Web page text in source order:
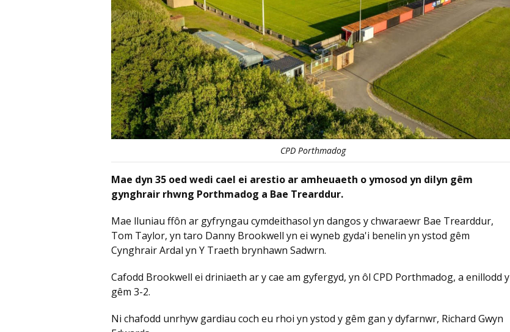
CPD Porthmadog
Mae dyn 35 oed wedi cael ei arestio ar amheuaeth o ymosod yn dilyn gêm
gynghrair rhwng Porthmadog a Bae Trearddur.
Mae lluniau ffôn ar gyfryngau cymdeithasol yn dangos y chwaraewr Bae Trearddur,
Tom Taylor, yn taro Danny Brookwell yn ei wyneb gyda'i benelin yn ystod gêm
Cynghrair Ardal yn Y Traeth brynhawn Sadwrn.
Cafodd Brookwell ei driniaeth ar y cae am gyfergyd, yn ôl CPD Porthmadog, a enillodd y
gêm 3-2.
Ni chafodd unrhyw gardiau coch eu rhoi yn ystod y gêm gan y dyfarnwr, Richard Gwyn